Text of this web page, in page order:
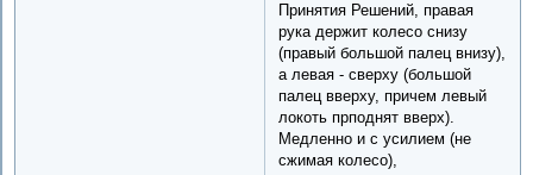
Принятия Решений, правая
рука держит колесо снизу
(правый большой палец внизу),
а левая - сверху (большой
палец вверху, причем левый
локоть прподнят вверх).
Медленно и с усилием (не
сжимая колесо),